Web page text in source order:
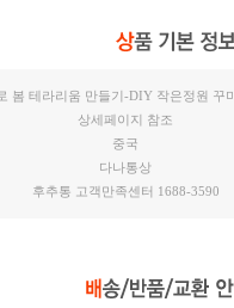
봄 테라리움 만들기-DIY 작은정원 꾸
상세페이지 참조
중국
다나통상
후추통 고객만족센터 1688-3590